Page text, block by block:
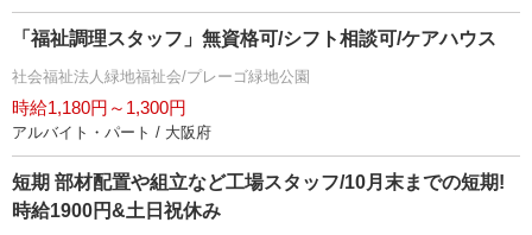
「福祉調理スタッフ」無資格可/シフト相談可/ケアハウス
社会福祉法人緑地福祉会/プレーゴ緑地公園
時給1,180円～1,300円
アルバイト・パート / 大阪府
短期 部材配置や組立など工場スタッフ/10月末までの短期!
時給1900円&土日祝休み